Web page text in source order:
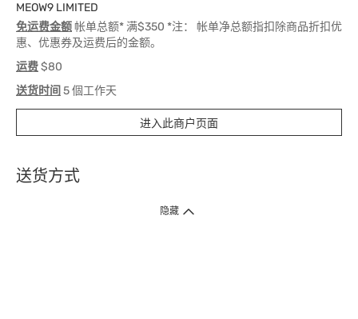
MEOW9 LIMITED
免运费金额帐单总额* 满$350 *注： 帐单净总额指扣除商品折扣优
惠、优惠券及运费后的金额。
运费$80
送货时间 5 個工作天
进入此商户页面
送货方式
1. 送货到府（受卫生署条例规管产品除外 ）
隐藏